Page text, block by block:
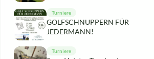
Turniere
GOLFSCHNUPPERN FÜR
JEDERMANN!
Turniere